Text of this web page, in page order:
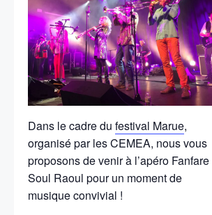
Dans le cadre du festival Marue,
organisé par les CEMEA, nous vous
proposons de venir à l’apéro Fanfare
Soul Raoul pour un moment de
musique convivial !